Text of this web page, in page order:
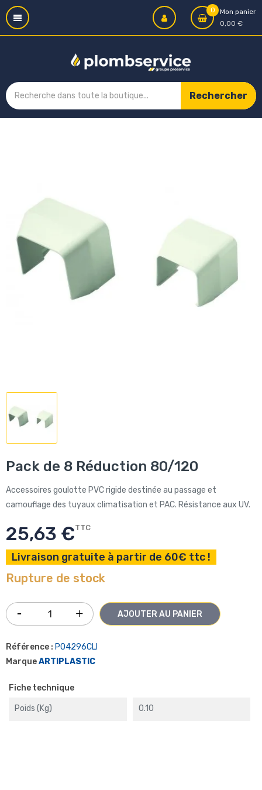
0
Mon panier
0,00 €
Rechercher
Pack de 8 Réduction 80/120
Accessoires goulotte PVC rigide destinée au passage et
camouflage des tuyaux climatisation et PAC. Résistance aux UV.
25,63 €TTC
Livraison gratuite à partir de 60€ ttc !
Rupture de stock
AJOUTER AU PANIER
Référence : P04296CLI
MarqueARTIPLASTIC
Fiche technique
Poids (kg) 0.10